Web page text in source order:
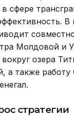
сфере
В
Молдовой и
озера
а также работу
стратегии